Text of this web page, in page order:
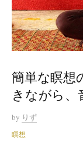
簡単な瞑想
きながら、
by りず
瞑想